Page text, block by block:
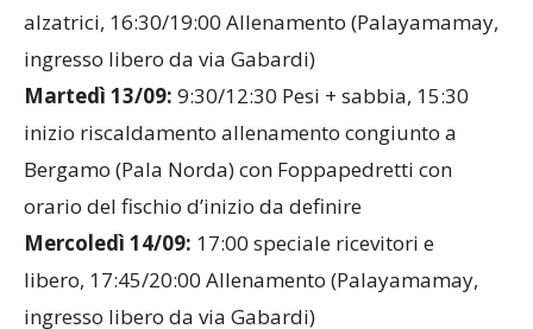
alzatrici, 16:30/19:00 Allenamento (Palayamamay,
ingresso libero da via Gabardi)
Martedì 13/09: 9:30/12:30 Pesi + sabbia, 15:30
inizio riscaldamento allenamento congiunto a
Bergamo (Pala Norda) con Foppapedretti con
orario del fischio d’inizio da definire
Mercoledì 14/09: 17:00 speciale ricevitori e
libero, 17:45/20:00 Allenamento (Palayamamay,
ingresso libero da via Gabardi)